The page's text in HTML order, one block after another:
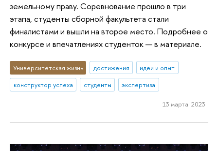
земельному праву. Соревнование прошло в три
этапа, студенты сборной факультета стали
финалистами и вышли на второе место. Подробнее о
конкурсе и впечатлениях студенток — в материале.
Университетская жизнь достижения
идеи и опыт
конструктор успеха
студенты экспертиза
13 марта 2023